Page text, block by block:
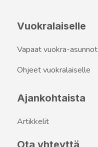
Vuokralaiselle
Vapaat vuokra-asunnot
Ohjeet vuokralaiselle
Ajankohtaista
Artikkelit
Ota yhteyttä